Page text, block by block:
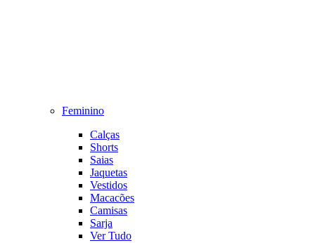
Feminino
Calças
Shorts
Saias
Jaquetas
Vestidos
Macacões
Camisas
Sarja
Ver Tudo